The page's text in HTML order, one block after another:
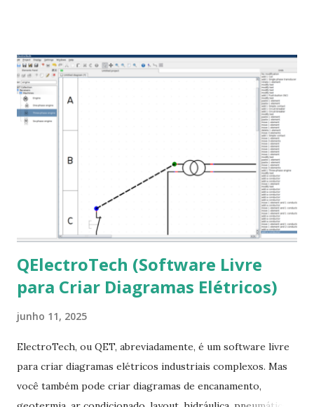
que contém essas fontes. Ao instalar o GNU/Linux abra o
terminal e execute o comando: $ sudo apt-get install ttf-
mscorefonts-installer Leia os termos de uso e avance
clicando em “Ok” Agora aceite os termos de uso clicando
em “Sim” Pronto agora abra o LibreOffice e veja se as
fontes Times New Roman, Arial estão instaladas. Caso
ocorra algum erro ou precisa reinstalar, execute: $ sudo
apt-get install --reinstall ttf-mscorefonts-installer
QElectroTech (Software Livre
para Criar Diagramas Elétricos)
junho 11, 2025
ElectroTech, ou QET, abreviadamente, é um software livre
para criar diagramas elétricos industriais complexos. Mas
você também pode criar diagramas de encanamento,